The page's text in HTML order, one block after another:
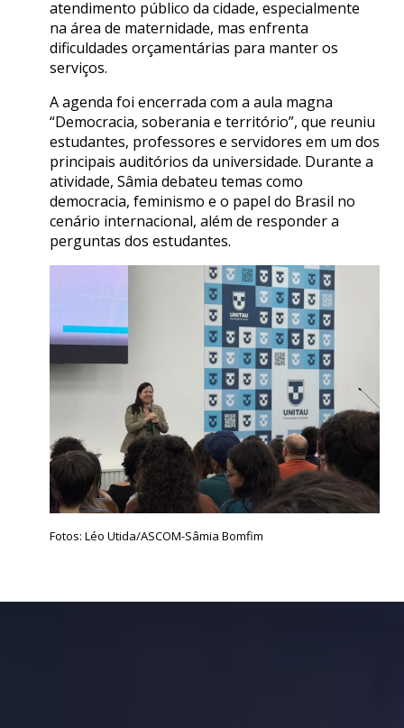
atendimento público da cidade, especialmente
na área de maternidade, mas enfrenta
dificuldades orçamentárias para manter os
serviços.
A agenda foi encerrada com a aula magna
“Democracia, soberania e território”, que reuniu
estudantes, professores e servidores em um dos
principais auditórios da universidade. Durante a
atividade, Sâmia debateu temas como
democracia, feminismo e o papel do Brasil no
cenário internacional, além de responder a
perguntas dos estudantes.
Fotos: Léo Utida/ASCOM-Sâmia Bomfim